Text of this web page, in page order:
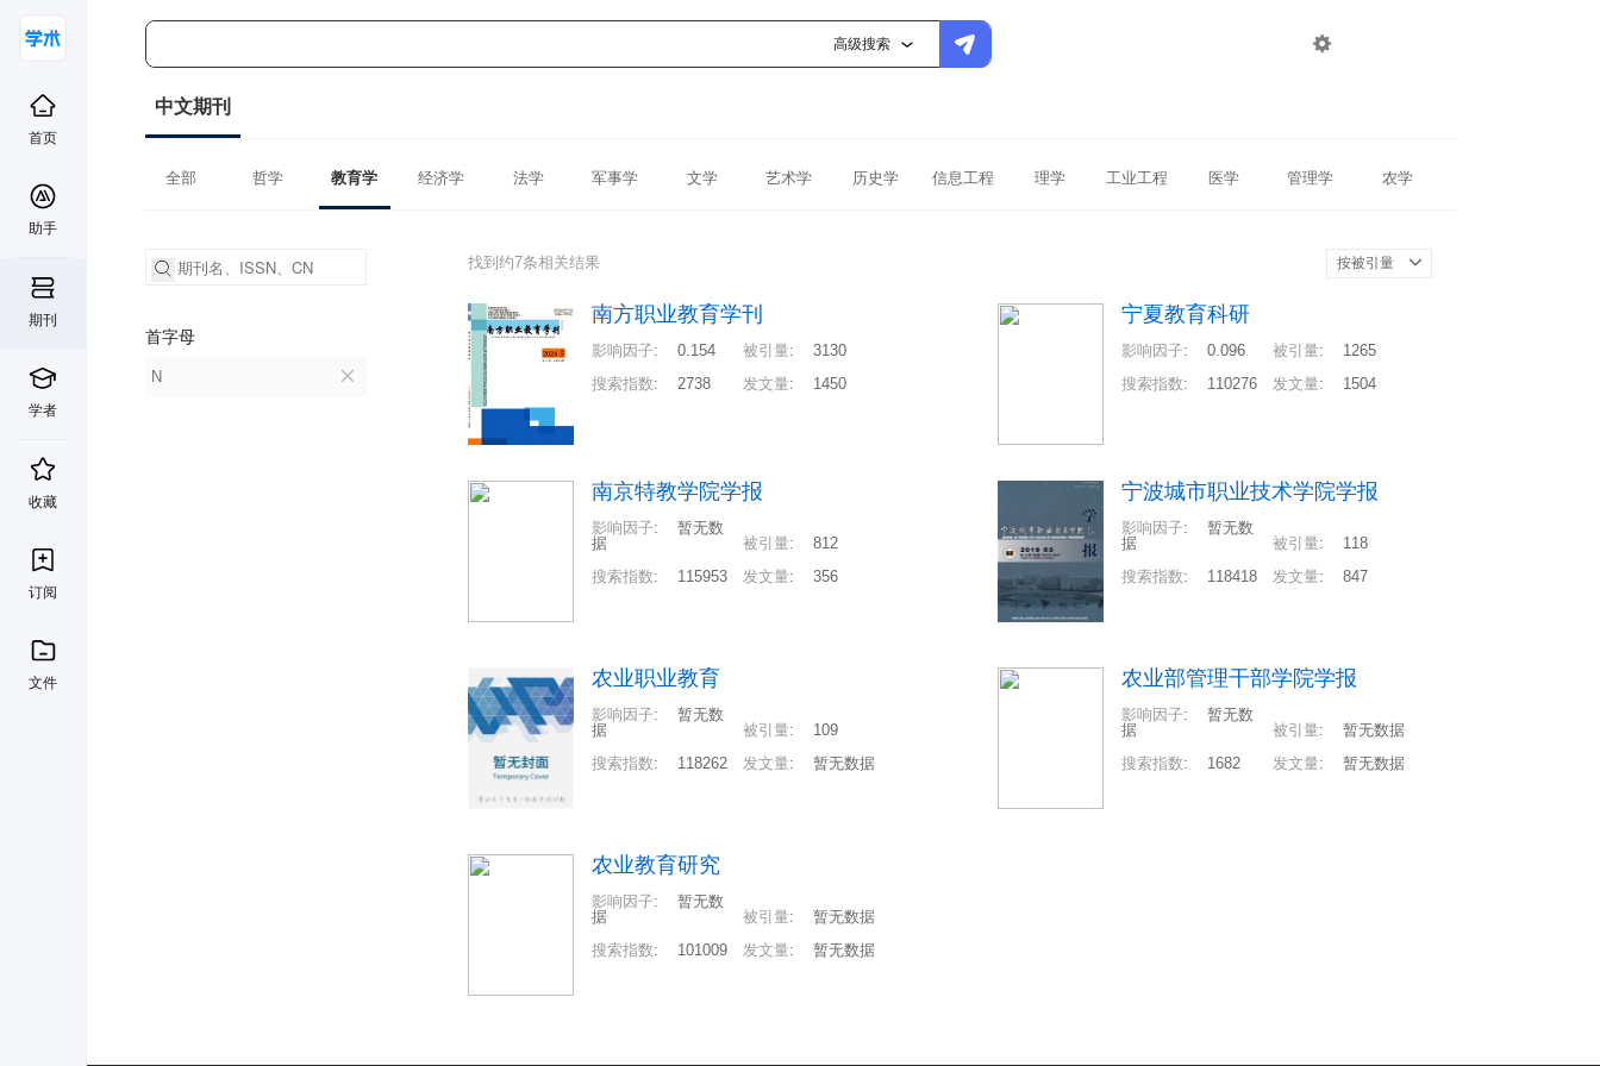
高级搜索 
首页
助手
期刊
学者
收藏
订阅
文件
中文期刊
全部 哲学 教育学 经济学 法学 军事学 文学 艺术学 历史学 信息工程 理学 工业工程 医学 管理学 农学
首字母
N
找到约7条相关结果 按被引量
南方职业教育学刊
影响因子: 0.154 被引量:
3130
搜索指数: 2738 发文量: 1450
宁夏教育科研
影响因子: 0.096 被引量:
1265
搜索指数: 110276 发文量: 1504
南京特教学院学报
影响因子:
暂无数
据
被引量:
812
搜索指数: 115953 发文量: 356
宁波城市职业技术学院学报
影响因子:
暂无数
据
被引量:
118
搜索指数: 118418 发文量: 847
农业职业教育
影响因子:
暂无数
据
被引量:
109
搜索指数: 118262 发文量: 暂无数据
农业部管理干部学院学报
影响因子:
暂无数
据
被引量:
暂无数据
搜索指数: 1682 发文量: 暂无数据
农业教育研究
影响因子:
暂无数
据
被引量:
暂无数据
搜索指数: 101009 发文量: 暂无数据